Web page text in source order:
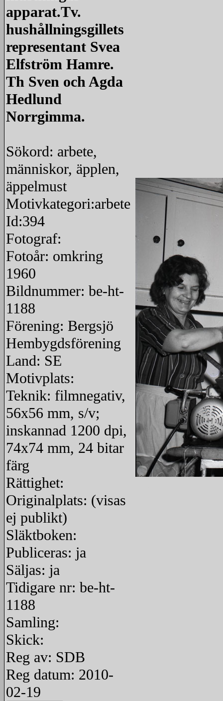
apparat.Tv.
hushållningsgillets
representant Svea
Elfström Hamre.
Th Sven och Agda
Hedlund
Norrgimma.
Sökord: arbete,
människor, äpplen,
äppelmust
Motivkategori:arbete
Id:394
Fotograf:
Fotoår: omkring
1960
Bildnummer: be-ht-
1188
Förening: Bergsjö
Hembygdsförening
Land: SE
Motivplats:
Teknik: filmnegativ,
56x56 mm, s/v;
inskannad 1200 dpi,
74x74 mm, 24 bitar
färg
Rättighet:
Originalplats: (visas
ej publikt)
Släktboken:
Publiceras: ja
Säljas: ja
Tidigare nr: be-ht-
1188
Samling:
Skick:
Reg av: SDB
Reg datum: 2010-
02-19